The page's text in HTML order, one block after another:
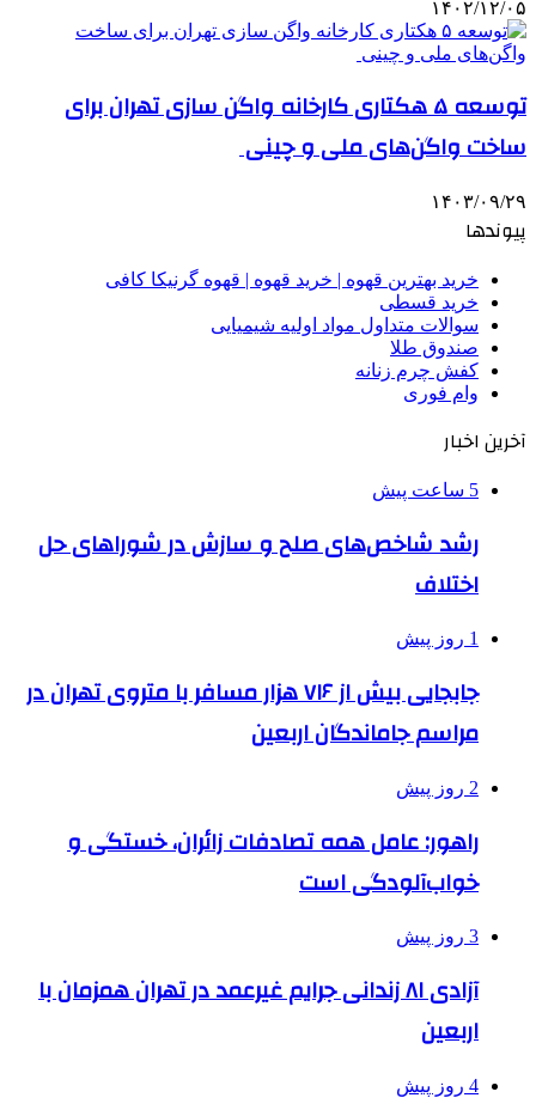
۱۴۰۲/۱۲/۰۵
توسعه ۵ هکتاری کارخانه واگن سازی تهران برای
ساخت واگن‌های ملی و چینی
۱۴۰۳/۰۹/۲۹
پیوندها
خرید بهترین قهوه | خرید قهوه | قهوه گرنیکا کافی
خرید قسطی
سوالات متداول مواد اولیه شیمیایی
صندوق طلا
کفش چرم زنانه
وام فوری
آخرین اخبار
5 ساعت پیش
رشد شاخص‌های صلح و سازش در شوراهای حل
اختلاف
1 روز پیش
جابجایی بیش از ۷۱۶ هزار مسافر با متروی تهران در
مراسم جاماندگان اربعین
2 روز پیش
راهور: عامل همه تصادفات زائران، خستگی و
خواب‌آلودگی است
3 روز پیش
آزادی ۸۱ زندانی جرایم غیرعمد در تهران همزمان با
اربعین
4 روز پیش